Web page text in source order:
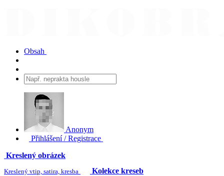
Obsah
Anonym
Přihlášení / Registrace
Kreslený obrázek
Kreslený vtip, satira, kresba Kolekce kreseb